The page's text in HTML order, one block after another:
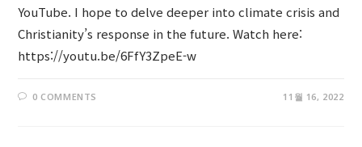
YouTube. I hope to delve deeper into climate crisis and
Christianity’s response in the future. Watch here:
https://youtu.be/6FfY3ZpeE-w
0 COMMENTS 11월 16, 2022